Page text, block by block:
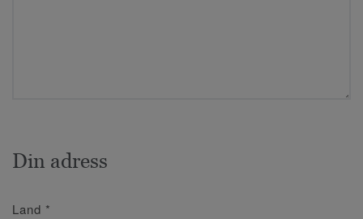
Din adress
Land *